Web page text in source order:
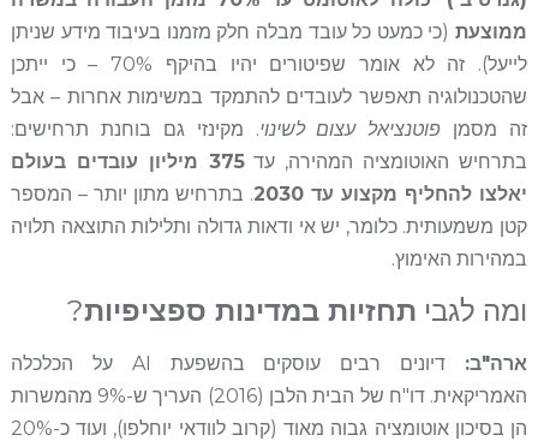
ממוצעת(כי כמעט כל עובד מבלה חלק מזמנו בעיבוד מידע שניתן
לייעל). זה לא אומר שפיטורים יהיו בהיקף 70% – כי ייתכן
שהטכנולוגיה תאפשר לעובדים להתמקד במשימות אחרות – אבל
זה מסמן פוטנציאל עצום לשינוי. מקינזי גם בוחנת תרחישים:
בתרחיש האוטומציה המהירה, עד
375 מיליון עובדים בעולם
יאלצו להחליף מקצוע עד 2030
. בתרחיש מתון יותר – המספר
קטן משמעותית. כלומר, יש אי ודאות גדולה ותלילות התוצאה תלויה
במהירות האימוץ.
ומה לגבי תחזיות במדינות ספציפיות?
ארה"ב:
דיונים רבים עוסקים בהשפעת AI על הכלכלה
האמריקאית. דו"ח של הבית הלבן (2016) העריך ש-9% מהמשרות
הן בסיכון אוטומציה גבוה מאוד (קרוב לוודאי יוחלפו), ועוד כ-20%